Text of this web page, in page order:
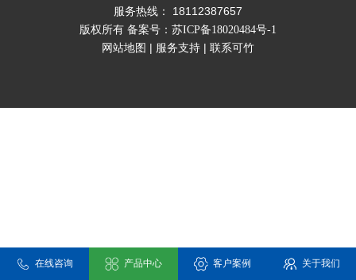
服务热线： 18112387657
版权所有 备案号： 苏ICP备18020484号-1
网站地图 | 服务支持 | 联系可竹
在线咨询 产品中心 客户案例 关于我们